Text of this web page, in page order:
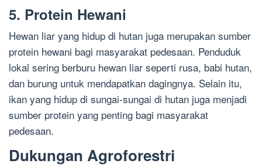
5. Protein Hewani
Hewan liar yang hidup di hutan juga merupakan sumber
protein hewani bagi masyarakat pedesaan. Penduduk
lokal sering berburu hewan liar seperti rusa, babi hutan,
dan burung untuk mendapatkan dagingnya. Selain itu,
ikan yang hidup di sungai-sungai di hutan juga menjadi
sumber protein yang penting bagi masyarakat
pedesaan.
Dukungan Agroforestri